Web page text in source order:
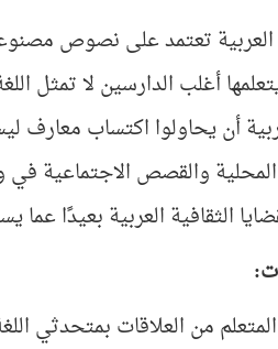
تعتمد على نصوص
أغلب الدارسين لا تمثل
أن يحاولوا اكتساب معارف
المحلية والقصص الاجتماعية
الثقافية العربية بعيدًا
من العلاقات بمتحدثي